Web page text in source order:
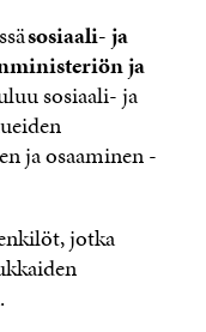
sosiaali- ja
ja
sosiaali- ja
ja osaaminen -
jotka